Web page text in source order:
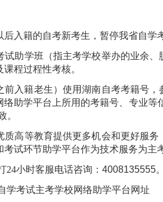
后入籍的自考新考生，暂停我省自学
试助学班（指主考学校举办的业余
程过程性考核。
前入籍老生）使用湖南自考考籍号，
助学平台上所用的考籍号、专业等
。
质高等教育提供更多机会和更好服
试环节助学平台作为技术服务为主
24小时客服电话咨询： 4008135555。
学考试主考学校网络助学平台网址